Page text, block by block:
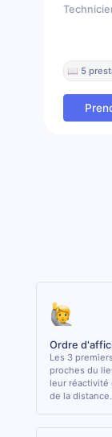
📖 5
Ordre
Les 3
proches du
leur réactivité
de la distance.